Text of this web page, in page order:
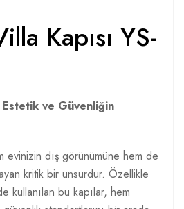
Kapısı YS-
ve Güvenliğin
evinizin dış görünümüne hem de
kritik bir unsurdur. Özellikle
kullanılan bu kapılar, hem